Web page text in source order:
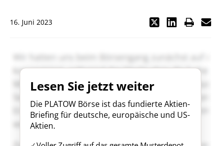
16. Juni 2023
Lesen Sie jetzt weiter
Die PLATOW Börse ist das fundierte Aktien-
Briefing für deutsche, europäische und US-
Aktien.